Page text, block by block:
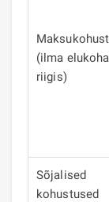
(ilma
riigis)
Sõjalised
kohustused